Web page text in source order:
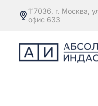
117036, г. Москва,
офис 633